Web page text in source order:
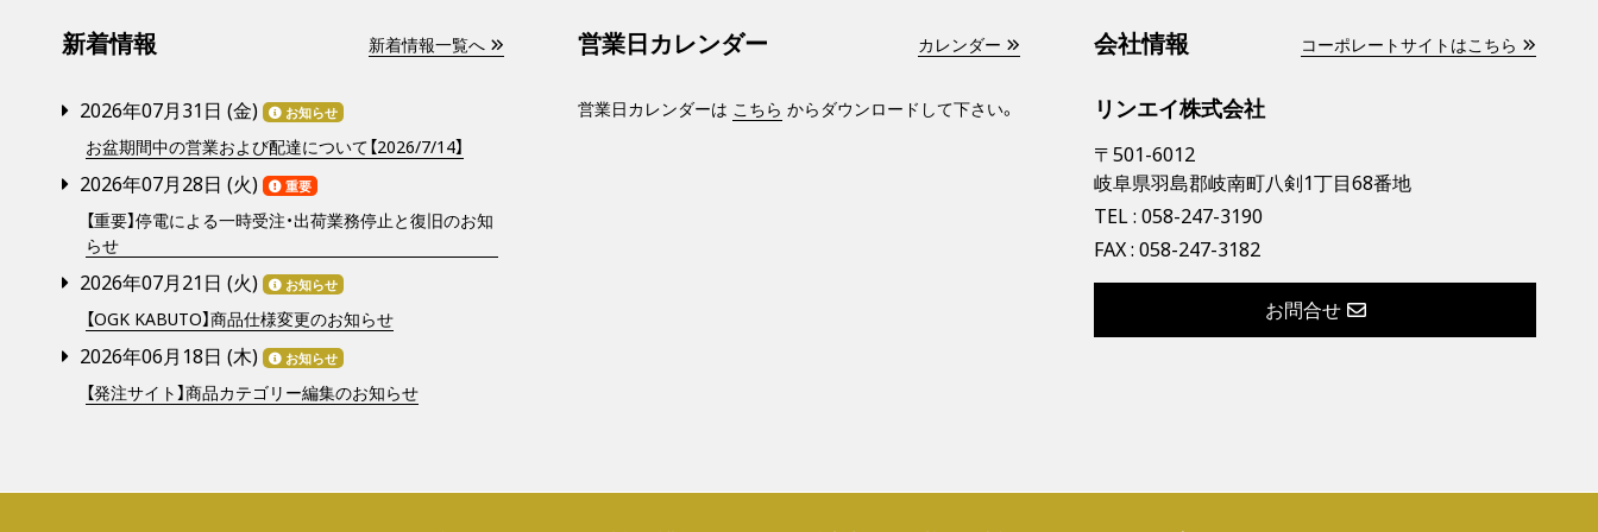
新着情報 新着情報一覧へ
2026年07月31日 (金) お知らせ
お盆期間中の営業および配達について【2026/7/14】
2026年07月28日 (火) 重要
【重要】停電による一時受注・出荷業務停止と復旧のお知
らせ
2026年07月21日 (火) お知らせ
【OGK KABUTO】商品仕様変更のお知らせ
2026年06月18日 (木) お知らせ
【発注サイト】商品カテゴリー編集のお知らせ
営業日カレンダー カレンダー
営業日カレンダーは こちら からダウンロードして下さい。
会社情報 コーポレートサイトはこちら
リンエイ株式会社
〒501-6012
岐阜県羽島郡岐南町八剣1丁目68番地
TEL : 058-247-3190
FAX : 058-247-3182
お問合せ